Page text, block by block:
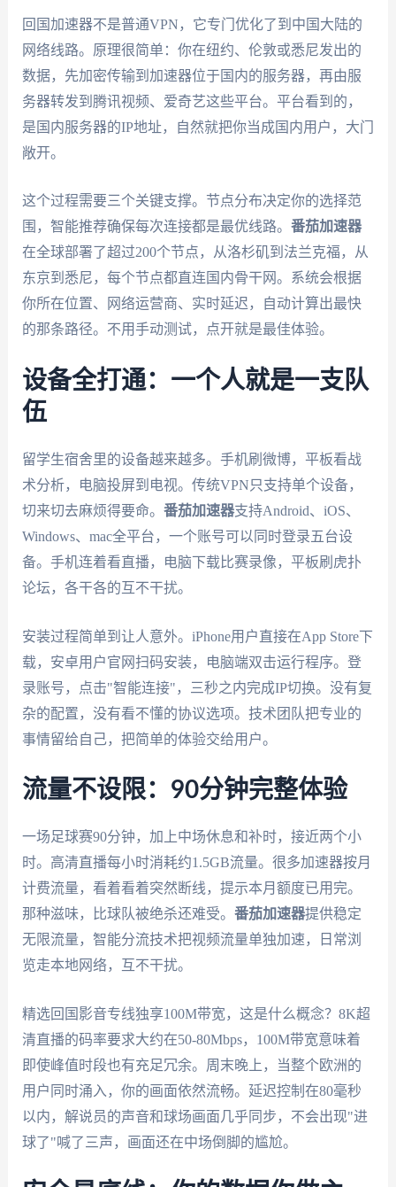
回国加速器不是普通VPN，它专门优化了到中国大陆的
网络线路。原理很简单：你在纽约、伦敦或悉尼发出的
数据，先加密传输到加速器位于国内的服务器，再由服
务器转发到腾讯视频、爱奇艺这些平台。平台看到的，
是国内服务器的IP地址，自然就把你当成国内用户，大门
敞开。
这个过程需要三个关键支撑。节点分布决定你的选择范
围，智能推荐确保每次连接都是最优线路。 番茄加速器
在全球部署了超过200个节点，从洛杉矶到法兰克福，从
东京到悉尼，每个节点都直连国内骨干网。系统会根据
你所在位置、网络运营商、实时延迟，自动计算出最快
的那条路径。不用手动测试，点开就是最佳体验。
设备全打通：一个人就是一支队
伍
留学生宿舍里的设备越来越多。手机刷微博，平板看战
术分析，电脑投屏到电视。传统VPN只支持单个设备，
切来切去麻烦得要命。 番茄加速器支持Android、iOS、
Windows、mac全平台，一个账号可以同时登录五台设
备。手机连着看直播，电脑下载比赛录像，平板刷虎扑
论坛，各干各的互不干扰。
安装过程简单到让人意外。iPhone用户直接在App Store下
载，安卓用户官网扫码安装，电脑端双击运行程序。登
录账号，点击"智能连接"，三秒之内完成IP切换。没有复
杂的配置，没有看不懂的协议选项。技术团队把专业的
事情留给自己，把简单的体验交给用户。
流量不设限：90分钟完整体验
一场足球赛90分钟，加上中场休息和补时，接近两个小
时。高清直播每小时消耗约1.5GB流量。很多加速器按月
计费流量，看着看着突然断线，提示本月额度已用完。
那种滋味，比球队被绝杀还难受。 番茄加速器提供稳定
无限流量，智能分流技术把视频流量单独加速，日常浏
览走本地网络，互不干扰。
精选回国影音专线独享100M带宽，这是什么概念？8K超
清直播的码率要求大约在50-80Mbps，100M带宽意味着
即使峰值时段也有充足冗余。周末晚上，当整个欧洲的
用户同时涌入，你的画面依然流畅。延迟控制在80毫秒
以内，解说员的声音和球场画面几乎同步，不会出现"进
球了"喊了三声，画面还在中场倒脚的尴尬。